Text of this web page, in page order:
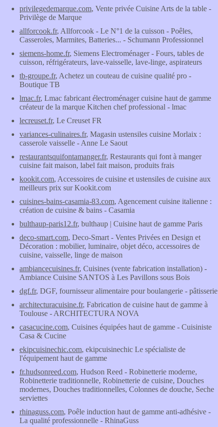
privilegedemarque.com, Vente privée Cuisine Arts de la table -
Privilège de Marque
allforcook.fr, Allforcook - Le N°1 de la cuisson - Poêles,
Casseroles, Marmites, Batteries... - Schumann Professionnel
siemens-home.fr, Siemens Electroménager - Fours, tables de
cuisson, réfrigérateurs, lave-vaisselle, lave-linge, aspirateurs
tb-groupe.fr, Achetez un couteau de cuisine qualité pro -
Boutique TB
lmac.fr, Lmac fabricant électroménager cuisine haut de gamme
créateur de la marque Kitchen chef professional - lmac
lecreuset.fr, Le Creuset FR
variances-culinaires.fr, Magasin ustensiles cuisine Morlaix :
casserole vaisselle - Anne Le Saout
restaurantsquifontamanger.fr, Restaurants qui font à manger
cuisine fait maison, label fait maison, produits frais
kookit.com, Accessoires de cuisine et ustensiles de cuisine aux
meilleurs prix sur Kookit.com
cuisines-bains-casamia-83.com, Agencement cuisine italienne :
création de cuisine & bains - Casamia
bulthaup-paris12.fr, bulthaup | Cuisine haut de gamme Paris
deco-smart.com, Deco-Smart - Ventes Privées en Design et
Décoration : mobilier, luminaire, objet déco, accessoires de
cuisine, vaisselle, linge de maison
ambiancecuisines.fr, Cuisines (vente fabrication installation) -
Ambiance Cuisine SANTOS à Les Pavillons sous Bois
dgf.fr, DGF, fournisseur alimentaire pour boulangerie - pâtisserie
architecturacuisine.fr, Fabrication de cuisine haut de gamme à
Toulouse - ARCHITECTURA NOVA
casacucine.com, Cuisines équipées haut de gamme - Cuisiniste
Casa & Cucine
ekipcuisinechic.com, ekipcuisinechic Le spécialiste de
l'équipement haut de gamme
fr.hudsonreed.com, Hudson Reed - Robinetterie moderne,
Robinetterie traditionnelle, Robinetterie de cuisine, Douches
modernes, Douches traditionnelles, Colonnes de douche, Seche
serviettes
rhinaguss.com, Poêle induction haut de gamme anti-adhésive -
La qualité professionnelle - RhinaGuss